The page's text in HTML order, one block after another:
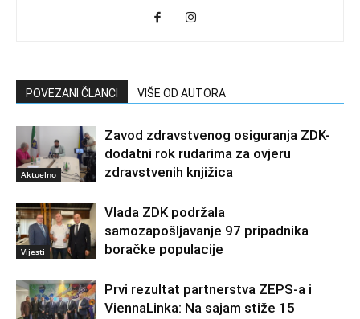
POVEZANI ČLANCI VIŠE OD AUTORA
Aktuelno
Zavod zdravstvenog osiguranja ZDK-
dodatni rok rudarima za ovjeru
zdravstvenih knjižica
Vijesti
Vlada ZDK podržala
samozapošljavanje 97 pripadnika
boračke populacije
Prvi rezultat partnerstva ZEPS-a i
ViennaLinka: Na sajam stiže 15